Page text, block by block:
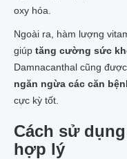
oxy hóa.
Ngoài ra, hàm lượng
giúp tăng cường sức
Damnacanthal cũng
ngăn ngừa các căn
cực kỳ tốt.
Cách sử
hợp lý